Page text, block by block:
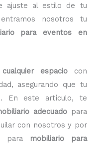
ajuste al estilo de tu
nosotros tu
para eventos en
espaciocon
asegurando que tu
En este artículo, te
adecuadopara
con nosotros y por
para
mobiliario para